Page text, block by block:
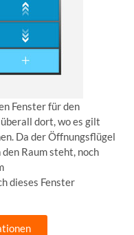
Fenster für den
dort, wo es gilt
Da der Öffnungsflügel
Raum steht, noch
dieses Fenster